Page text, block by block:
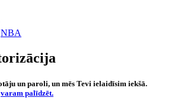
NBA
un paroli, un mēs Tevi ielaidīsim iekšā.
varam palīdzēt.